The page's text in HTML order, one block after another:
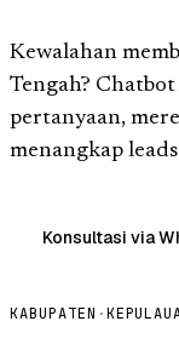
Kewalahan
Tengah?
pertanyaan,
menangkap
Konsultasi via
KABUPATEN ·